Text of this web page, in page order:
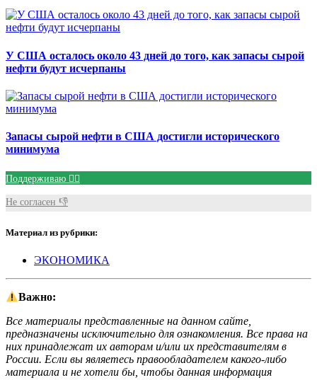
У США осталось около 43 дней до того, как запасы сырой
нефти будут исчерпаны
Запасы сырой нефти в США достигли исторического
минимума
Поддерживаю 👍🏻
Не согласен 👎
Материал из рубрики:
ЭКОНОМИКА
Важно:
Все материалы представленные на данном сайте,
предназначены исключительно для ознакомления. Все права на
них принадлежат их авторам и/или их представителям в
России. Если вы являетесь правообладателем какого-либо
материала и не хотели бы, чтобы данная информация